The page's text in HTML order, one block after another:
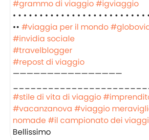
#grammo di viaggio#igviaggio
• • • • • • • • • • • • • • • • • • • • • • • • •
•• #viaggia per il mondo
#invidia sociale
#travelblogger
#repost di viaggio
————————————————
#stile di vita di viaggio
#vacanzanova #viaggio
nomade#il campionato dei viaggi
Bellissimo